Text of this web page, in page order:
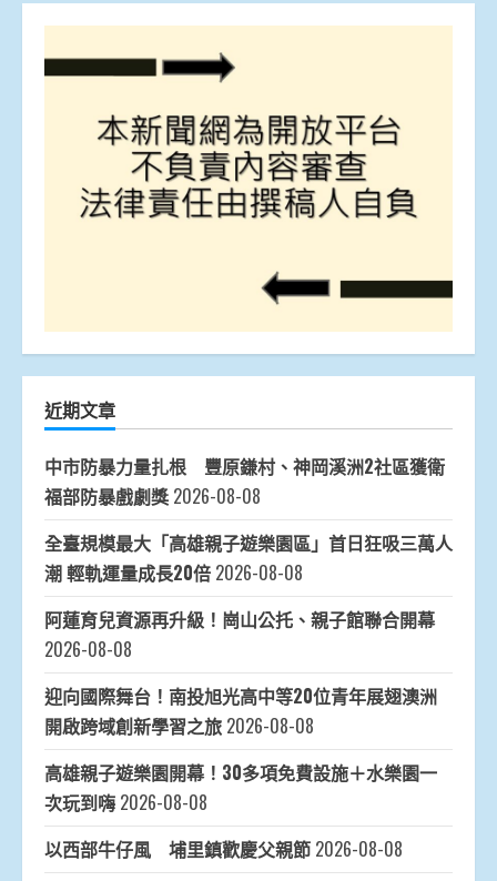
近期文章
中市防暴力量扎根 豐原鎌村、神岡溪洲2社區獲衛
福部防暴戲劇獎 2026-08-08
全臺規模最大「高雄親子遊樂園區」首日狂吸三萬人
潮 輕軌運量成長20倍 2026-08-08
阿蓮育兒資源再升級！崗山公托、親子館聯合開幕
2026-08-08
迎向國際舞台！南投旭光高中等20位青年展翅澳洲
開啟跨域創新學習之旅 2026-08-08
高雄親子遊樂園開幕！30多項免費設施＋水樂園一
次玩到嗨 2026-08-08
以西部牛仔風 埔里鎮歡慶父親節 2026-08-08